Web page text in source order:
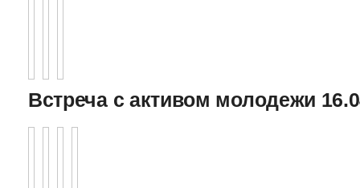
Встреча с активом молодежи